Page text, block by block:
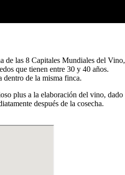
de las 8 Capitales Mundiales del Vino,
que tienen entre 30 y 40 años.
dentro de la misma finca.
plus a la elaboración del vino, dado
después de la cosecha.